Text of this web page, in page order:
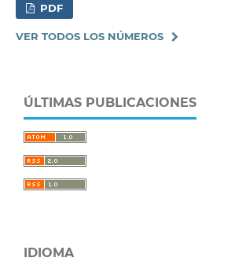
PDF
VER TODOS LOS NÚMEROS
ÚLTIMAS PUBLICACIONES
IDIOMA